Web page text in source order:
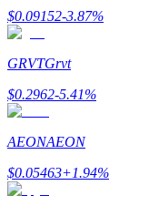
$0.09152-3.87%
GRVTGrvt
$0.2962-5.41%
AEONAEON
$0.05463+1.94%